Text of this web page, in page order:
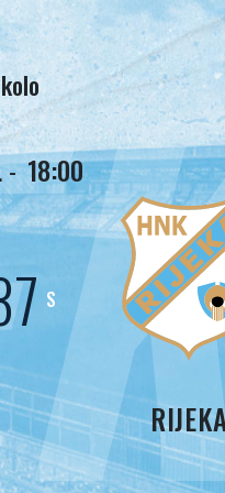
- 18:00
S